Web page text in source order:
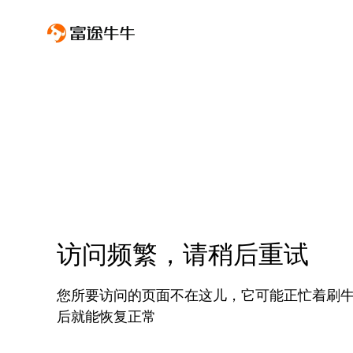
访问频繁，请稍后重试
您所要访问的页面不在这儿，它可能正忙着刷
后就能恢复正常